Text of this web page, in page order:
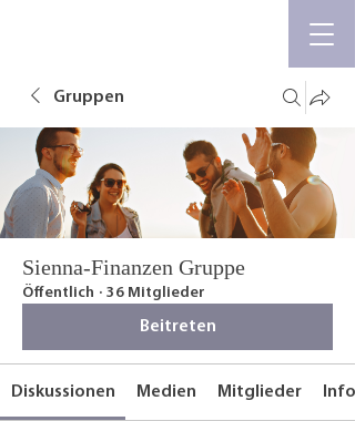
Gruppen
Sienna-Finanzen Gruppe
Öffentlich · 36 Mitglieder
Beitreten
Diskussionen Medien Mitglieder Info